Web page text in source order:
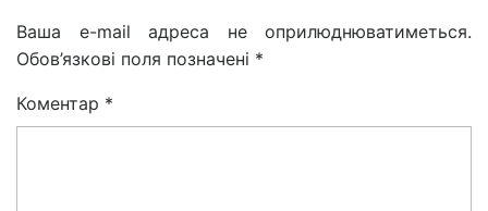
Ваша e-mail адреса не оприлюднюватиметься.
Обов’язкові поля позначені *
Коментар *